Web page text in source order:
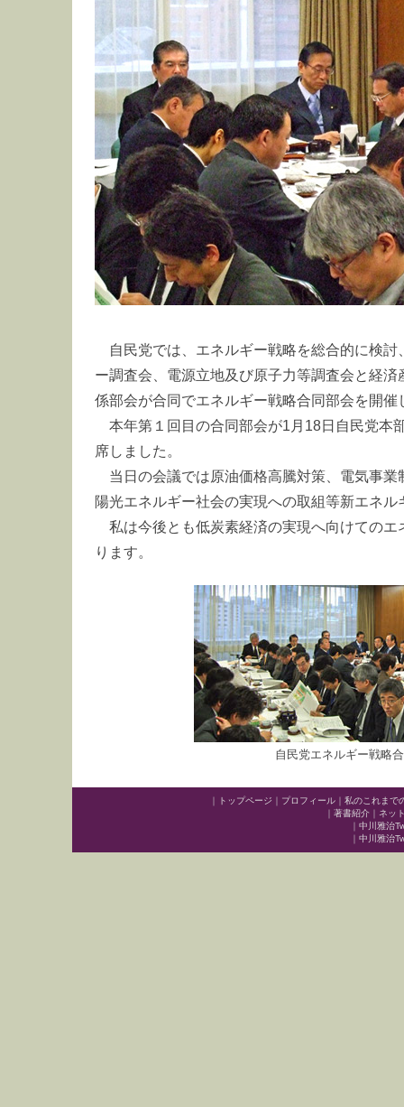
自民党では、エネルギー戦略を総合的に検
ー調査会、電源立地及び原子力等調査会と経
係部会が合同でエネルギー戦略合同部会を開催
本年第１回目の合同部会が1月18日自民党本
席しました。
当日の会議では原油価格高騰対策、電気事
陽光エネルギー社会の実現への取組等新エネ
私は今後とも低炭素経済の実現へ向けての
ります。
自民党エネルギー戦略
｜ トップページ ｜ プロフィール ｜ 私のこれまで
｜ 著書紹介 ｜ ネッ
｜ 中川雅治
｜ 中川雅治